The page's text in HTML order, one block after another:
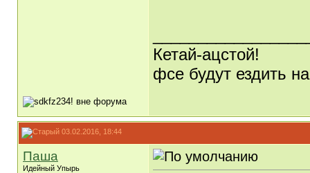
Кетай-ацстой!
фсе будут ездить
03.02.2016, 18:44
Паша
Идейный Упырь